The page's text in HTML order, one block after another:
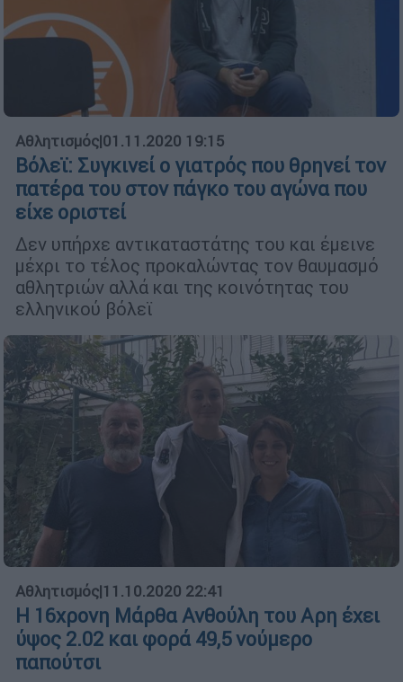
Αθλητισμός|01.11.2020 19:15
Βόλεϊ: Συγκινεί ο γιατρός που θρηνεί τον
πατέρα του στον πάγκο του αγώνα που
είχε οριστεί
Δεν υπήρχε αντικαταστάτης του και έμεινε
μέχρι το τέλος προκαλώντας τον θαυμασμό
αθλητριών αλλά και της κοινότητας του
ελληνικού βόλεϊ
Αθλητισμός|11.10.2020 22:41
Η 16χρονη Μάρθα Ανθούλη του Αρη έχει
ύψος 2.02 και φορά 49,5 νούμερο
παπούτσι